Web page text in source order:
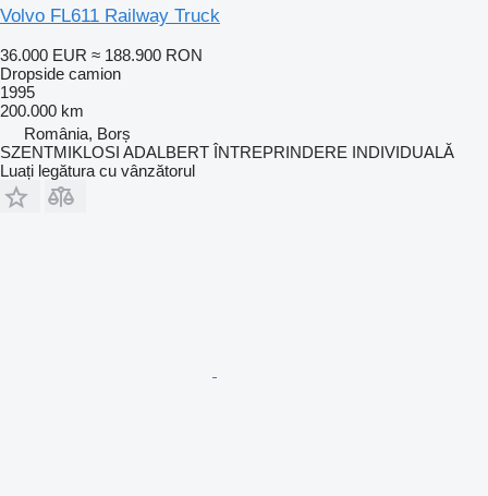
Volvo FL611 Railway Truck
36.000 EUR ≈ 188.900 RON
Dropside camion
1995
200.000 km
România, Borș
SZENTMIKLOSI ADALBERT ÎNTREPRINDERE INDIVIDUALĂ
Luați legătura cu vânzătorul